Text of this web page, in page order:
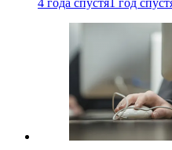
4 года спустя 1 год